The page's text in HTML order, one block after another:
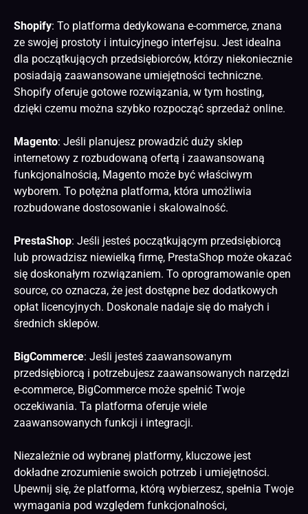
Shopify: To platforma dedykowana e-commerce, znana
ze swojej prostoty i intuicyjnego interfejsu. Jest idealna
dla początkujących przedsiębiorców, którzy niekoniecznie
posiadają zaawansowane umiejętności techniczne.
Shopify oferuje gotowe rozwiązania, w tym hosting,
dzięki czemu można szybko rozpocząć sprzedaż online.
Magento: Jeśli planujesz prowadzić duży sklep
internetowy z rozbudowaną ofertą i zaawansowaną
funkcjonalnością, Magento może być właściwym
wyborem. To potężna platforma, która umożliwia
rozbudowane dostosowanie i skalowalność.
PrestaShop: Jeśli jesteś początkującym przedsiębiorcą
lub prowadzisz niewielką firmę, PrestaShop może okazać
się doskonałym rozwiązaniem. To oprogramowanie open
source, co oznacza, że jest dostępne bez dodatkowych
opłat licencyjnych. Doskonale nadaje się do małych i
średnich sklepów.
BigCommerce: Jeśli jesteś zaawansowanym
przedsiębiorcą i potrzebujesz zaawansowanych narzędzi
e-commerce, BigCommerce może spełnić Twoje
oczekiwania. Ta platforma oferuje wiele
zaawansowanych funkcji i integracji.
Niezależnie od wybranej platformy, kluczowe jest
dokładne zrozumienie swoich potrzeb i umiejętności.
Upewnij się, że platforma, którą wybierzesz, spełnia Twoje
wymagania pod względem funkcjonalności,